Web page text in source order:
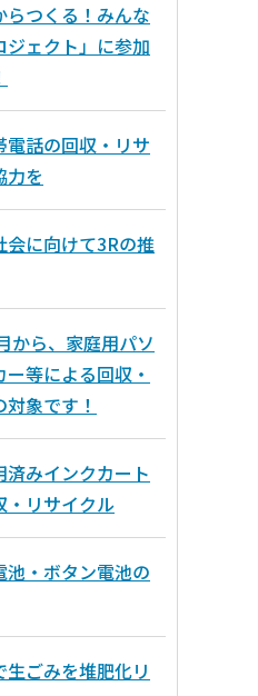
らつくる！みんな
ジェクト」に参加
電話の回収・リサ
力を
会に向けて3Rの推
から、家庭用パソ
等による回収・
象です！
済みインクカート
・リサイクル
池・ボタン電池の
生ごみを堆肥化リ